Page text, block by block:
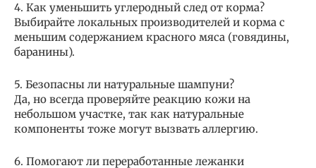
4. Как уменьшить углеродный след от корма?
Выбирайте локальных производителей и корма с
меньшим содержанием красного мяса (говядины,
баранины).
5. Безопасны ли натуральные шампуни?
Да, но всегда проверяйте реакцию кожи на
небольшом участке, так как натуральные
компоненты тоже могут вызвать аллергию.
6. Помогают ли переработанные лежанки